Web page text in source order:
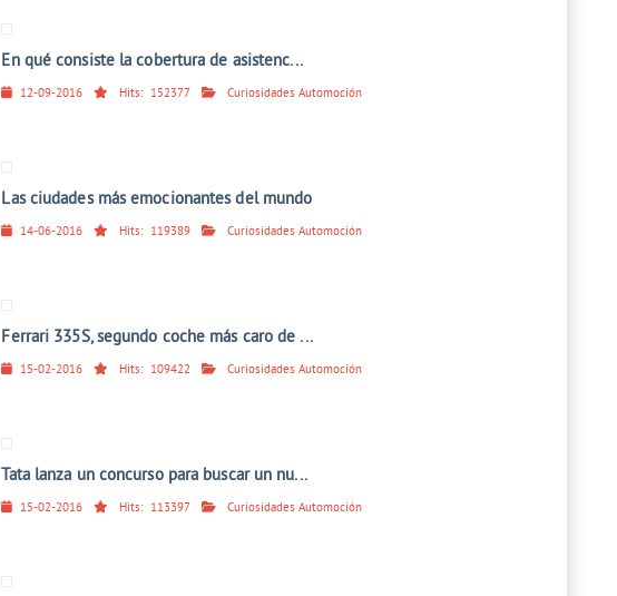
En qué consiste la cobertura de asistenc...
12-09-2016 Hits: 152377 Curiosidades Automoción
Las ciudades más emocionantes del mundo
14-06-2016 Hits: 119389 Curiosidades Automoción
Ferrari 335S, segundo coche más caro de ...
15-02-2016 Hits: 109422 Curiosidades Automoción
Tata lanza un concurso para buscar un nu...
15-02-2016 Hits: 113397 Curiosidades Automoción